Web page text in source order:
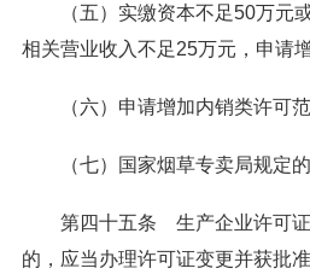
（五）实缴资本不足50万元
相关营业收入不足25万元，申请
（六）申请增加内销类许可
（七）国家烟草专卖局规定
第四十五条 生产企业许可
的，应当办理许可证变更并获批准